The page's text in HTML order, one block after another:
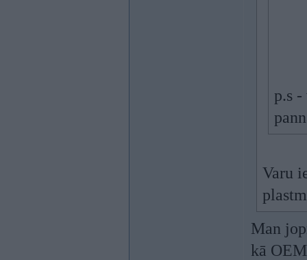
p.s -
Varu
Man
kā